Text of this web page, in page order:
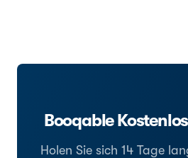
Booqable
Holen Sie sich 14 Tage